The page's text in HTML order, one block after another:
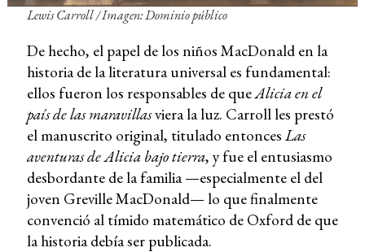
Lewis Carroll / Imagen: Dominio público
De hecho, el papel de los niños MacDonald en la
historia de la literatura universal es fundamental:
ellos fueron los responsables de queAlicia en el
país de las maravillasviera la luz. Carroll les prestó
el manuscrito original, titulado entoncesLas
aventuras de Alicia bajo tierra, y fue el entusiasmo
desbordante de la familia —especialmente el del
joven Greville MacDonald— lo que finalmente
convenció al tímido matemático de Oxford de que
la historia debía ser publicada.